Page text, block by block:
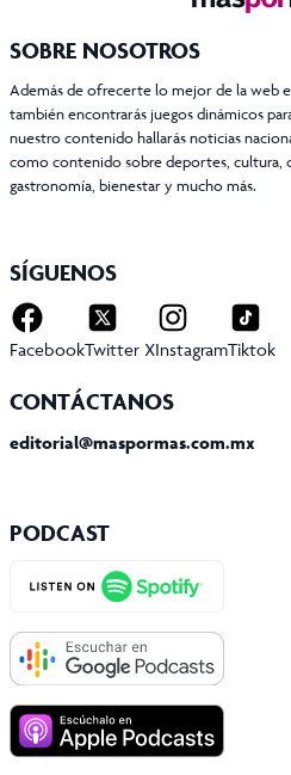
SOBRE NOSOTROS
Además de ofrecerte lo mejor de la web
también encontrarás juegos dinámicos
nuestro contenido hallarás noticias
como contenido sobre deportes, cultura,
gastronomía, bienestar y mucho más.
SÍGUENOS
FacebookTwitter XInstagramTiktok
CONTÁCTANOS
editorial@maspormas.com.mx
PODCAST